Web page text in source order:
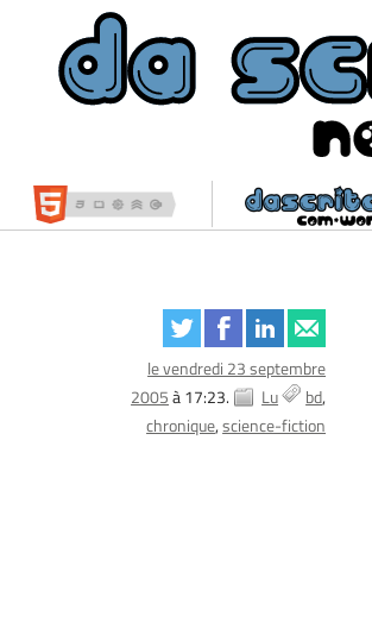
le vendredi 23 septembre
2005à 17:23. Lu
bd
chronique science-fiction